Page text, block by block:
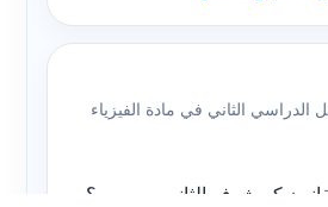
كيرشوف الثاني ............ ؟